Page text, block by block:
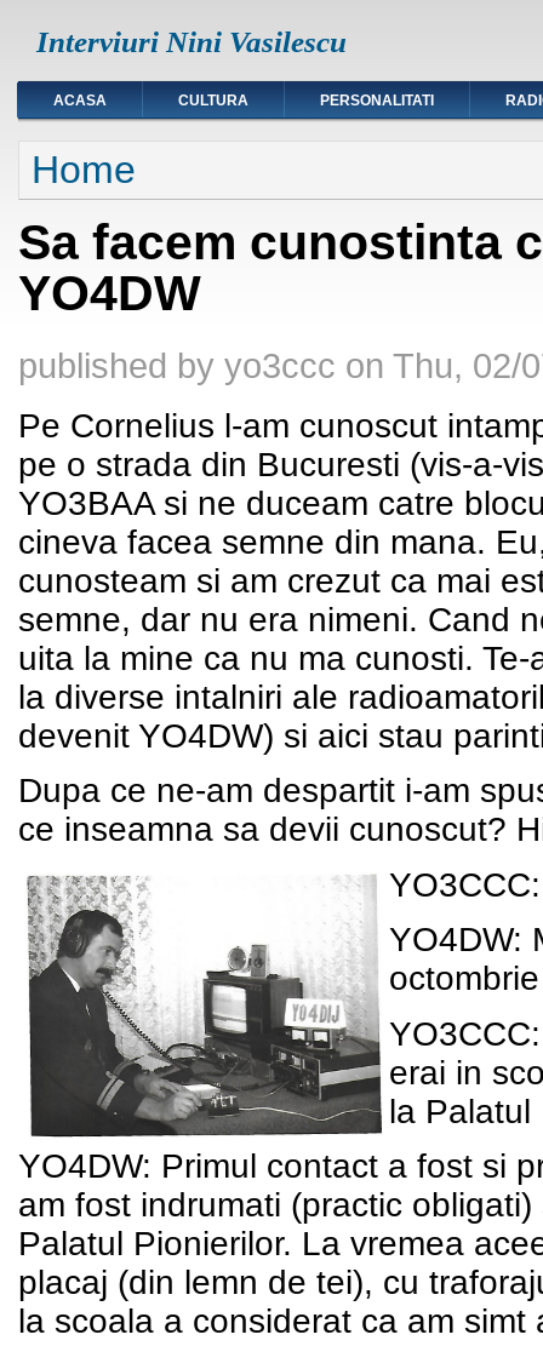
Interviuri Nini Vasilescu
ACASA CULTURA PERSONALITATI
You are here
Home
Sa facem cunostinta
YO4DW
published by yo3ccc on Thu, 02/
Pe Cornelius l-am cunoscut
pe o strada din Bucuresti (vis-a-
YO3BAA si ne duceam catre
cineva facea semne din mana.
cunosteam si am crezut ca mai
semne, dar nu era nimeni. Cand
uita la mine ca nu ma cunosti.
la diverse intalniri ale
devenit YO4DW) si aici stau
Dupa ce ne-am despartit i-am
ce inseamna sa devii cunoscut?
YO4DW:
erai in
la Palatul
YO4DW: Primul contact a fost si
am fost indrumati (practic
Palatul Pionierilor. La vremea
placaj (din lemn de tei), cu
la scoala a considerat ca am